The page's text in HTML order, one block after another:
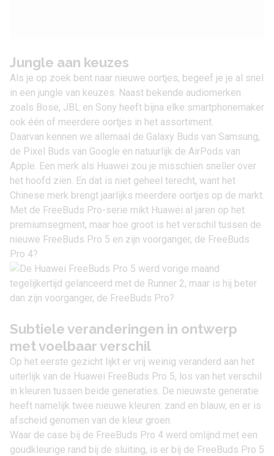
Jungle aan keuzes
Als je op zoek bent naar nieuwe oortjes, begeef je je al snel
in een jungle van keuzes. Naast bekende audiomerken
zoals Bose, JBL en Sony heeft bijna elke smartphonemaker
ook één of meerdere oortjes in het assortiment.
Daarvan kennen we allemaal de Galaxy Buds van Samsung,
de Pixel Buds van Google en natuurlijk de AirPods van
Apple. Een merk als Huawei zou je misschien sneller over
het hoofd zien. En dat is niet geheel terecht, want het
Chinese merk brengt jaarlijks meerdere oortjes op de markt.
Met de FreeBuds Pro-serie mikt Huawei al jaren op het
premiumsegment, maar hoe groot is het verschil tussen de
nieuwe FreeBuds Pro 5 en zijn voorganger, de FreeBuds
Pro 4?
Subtiele veranderingen in ontwerp
met voelbaar verschil
Op het eerste gezicht lijkt er vrij weinig veranderd aan het
uiterlijk van de Huawei FreeBuds Pro 5, los van het verschil
in kleuren tussen beide generaties. De nieuwste generatie
heeft namelijk twee nieuwe kleuren: zand en blauw, en er is
afscheid genomen van de kleur groen.
Waar de case bij de FreeBuds Pro 4 werd omlijnd met een
goudkleurige rand bij de sluiting, is er bij de FreeBuds Pro 5